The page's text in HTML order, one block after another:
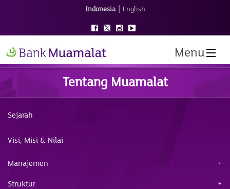
Indonesia | English
Menu
Tentang Muamalat
Sejarah
Visi, Misi & Nilai
Manajemen
Struktur